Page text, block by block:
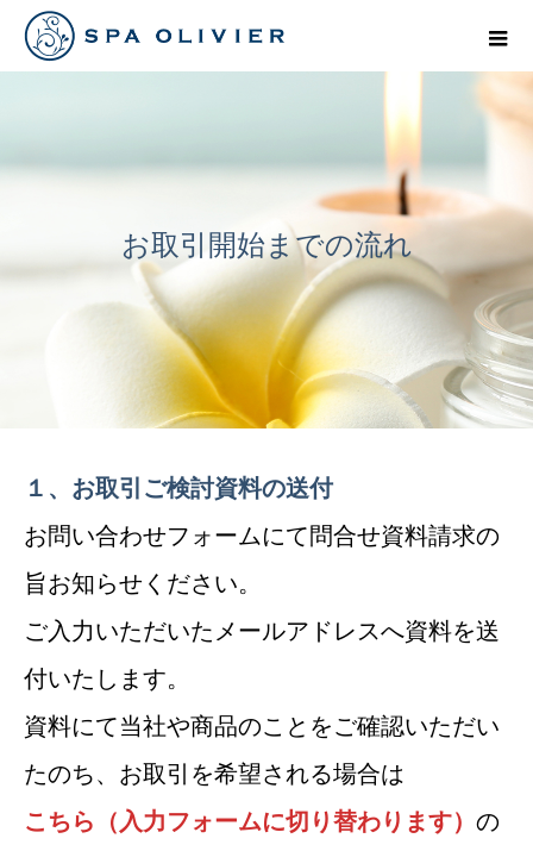
お取引開始までの流れ
１、お取引ご検討資料の送付
お問い合わせフォームにて問合せ資料請求の
旨お知らせください。
ご入力いただいたメールアドレスへ資料を送
付いたします。
資料にて当社や商品のことをご確認いただい
たのち、お取引を希望される場合は
こちら（入力フォームに切り替わります） の